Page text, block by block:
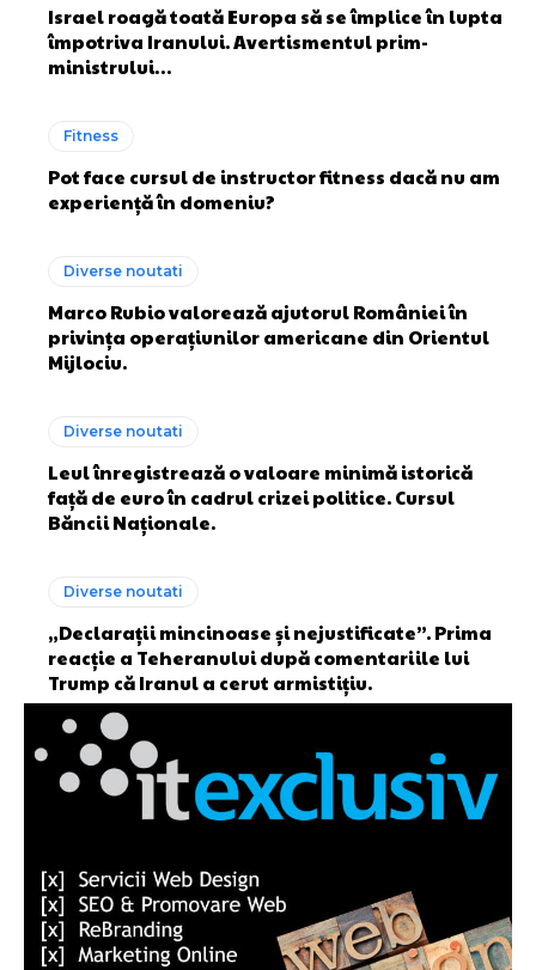
Israel roagă toată Europa să se împlice în lupta
împotriva Iranului. Avertismentul prim-
ministrului…
Fitness
Pot face cursul de instructor fitness dacă nu am
experiență în domeniu?
Diverse noutati
Marco Rubio valorează ajutorul României în
privința operațiunilor americane din Orientul
Mijlociu.
Diverse noutati
Leul înregistrează o valoare minimă istorică
față de euro în cadrul crizei politice. Cursul
Băncii Naționale.
Diverse noutati
„Declarații mincinoase și nejustificate”. Prima
reacție a Teheranului după comentariile lui
Trump că Iranul a cerut armistițiu.